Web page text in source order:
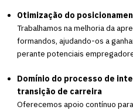
Otimização do
Trabalhamos na melhoria da
formandos, ajudando-os a
perante potenciais
Domínio do processo de
transição de carreira
Oferecemos apoio contínuo